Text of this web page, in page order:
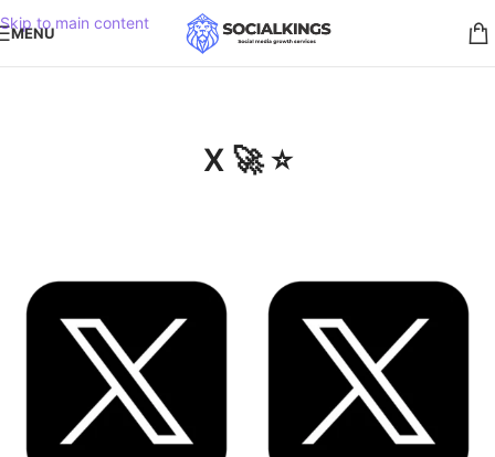
Skip to main content
MENU
X 🚀 ⭐️